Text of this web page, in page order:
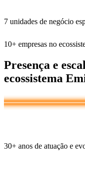
7 unidades de negócio
10+ empresas no
Presença e
ecossistema
30+ anos de atuação e